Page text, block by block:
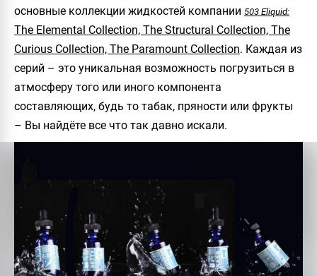
основные коллекции жидкостей компании 503 Eliquid:
The Elemental Collection, The Structural Collection, The
Curious Collection, The Paramount Collection. Каждая из
серий – это уникальная возможность погрузиться в
атмосферу того или иного компонента
составляющих, будь то табак, пряности или фрукты
– Вы найдёте все что так давно искали.